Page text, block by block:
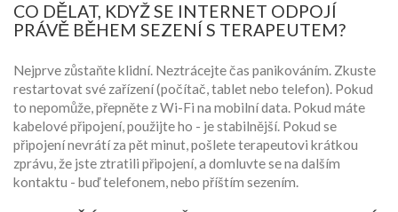
CO DĚLAT, KDYŽ SE INTERNET ODPOJÍ
PRÁVĚ BĚHEM SEZENÍ S TERAPEUTEM?
Nejprve zůstaňte klidní. Neztrácejte čas panikováním. Zkuste
restartovat své zařízení (počítač, tablet nebo telefon). Pokud
to nepomůže, přepněte z Wi-Fi na mobilní data. Pokud máte
kabelové připojení, použijte ho - je stabilnější. Pokud se
připojení nevrátí za pět minut, pošlete terapeutovi krátkou
zprávu, že jste ztratili připojení, a domluvte se na dalším
kontaktu - buď telefonem, nebo příštím sezením.